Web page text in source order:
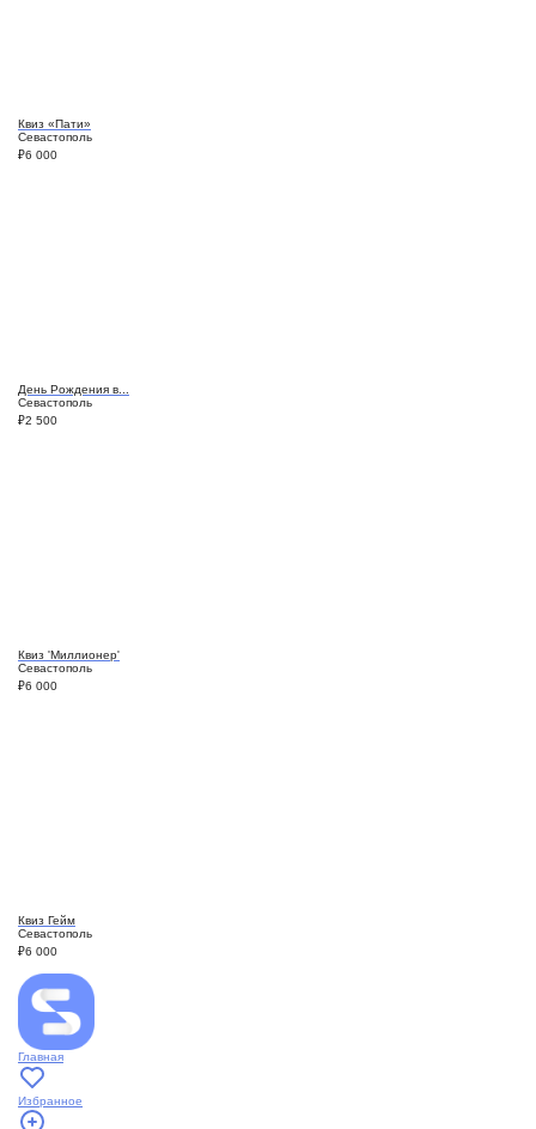
Квиз «Пати»
Севастополь
₽6 000
День Рождения в...
Севастополь
₽2 500
Квиз 'Миллионер'
Севастополь
₽6 000
Квиз Гейм
Севастополь
₽6 000
Главная
Избранное